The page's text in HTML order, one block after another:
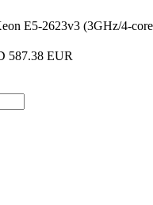
E5-2623v3 (3GHz/4-
587.38 EUR